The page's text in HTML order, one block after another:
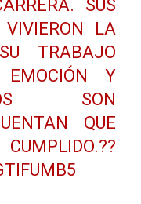
SUS
LA
TRABAJO
Y
SON
QUE